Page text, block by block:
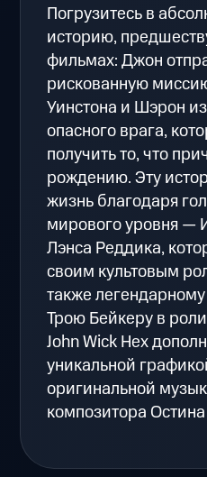
Погрузитесь в
историю,
фильмах: Джон
рискованную
Уинстона и Шэрон
опасного врага,
получить то, что
рождению. Эту
жизнь благодаря
мирового уровня —
Лэнса Реддика,
своим культовым
также
Трою Бейкеру в
John Wick Hex
уникальной
оригинальной
композитора